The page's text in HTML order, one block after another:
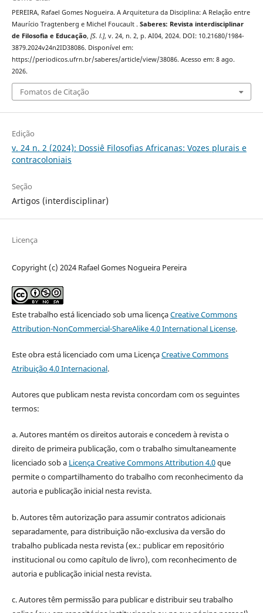
PEREIRA, Rafael Gomes Nogueira. A Arquitetura da Disciplina: A Relação entre
Maurício Tragtenberg e Michel Foucault . Saberes: Revista interdisciplinar
de Filosofia e Educação, [S. l.], v. 24, n. 2, p. AI04, 2024. DOI: 10.21680/1984-
3879.2024v24n2ID38086. Disponível em:
https://periodicos.ufrn.br/saberes/article/view/38086. Acesso em: 8 ago.
2026.
Fomatos de Citação
Edição
v. 24 n. 2 (2024): Dossiê Filosofias Africanas: Vozes plurais e
contracoloniais
Seção
Artigos (interdisciplinar)
Licença
Copyright (c) 2024 Rafael Gomes Nogueira Pereira
Este trabalho está licenciado sob uma licençaCreative Commons
Attribution-NonCommercial-ShareAlike 4.0 International License.
Este obra está licenciado com uma LicençaCreative Commons
Atribuição 4.0 Internacional.
Autores que publicam nesta revista concordam com os seguintes
termos:
a. Autores mantém os direitos autorais e concedem à revista o
direito de primeira publicação, com o trabalho simultaneamente
licenciado sob a Licença Creative Commons Attribution 4.0que
permite o compartilhamento do trabalho com reconhecimento da
autoria e publicação inicial nesta revista.
b. Autores têm autorização para assumir contratos adicionais
separadamente, para distribuição não-exclusiva da versão do
trabalho publicada nesta revista (ex.: publicar em repositório
institucional ou como capítulo de livro), com reconhecimento de
autoria e publicação inicial nesta revista.
c. Autores têm permissão para publicar e distribuir seu trabalho